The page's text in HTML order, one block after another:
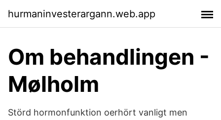
hurmaninvesterargann.web.app
Om behandlingen -
Mølholm
Störd hormonfunktion oerhört vanligt men